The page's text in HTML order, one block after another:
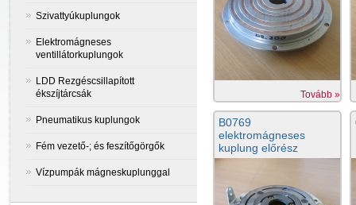
Szivattyúkuplungok
Elektromágneses
ventillátorkuplungok
LDD Rezgéscsillapított
ékszíjtárcsák
Pneumatikus kuplungok
Fém vezető-; és feszítőgörgők
Vízpumpák mágneskuplunggal
Tovább »
B0769
elektromágneses
kuplung előrész